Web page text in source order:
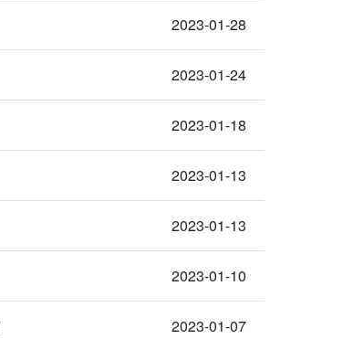
2023-01-28
2023-01-24
2023-01-18
2023-01-13
2023-01-13
2023-01-10
2023-01-07